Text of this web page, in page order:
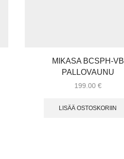
MIKASA BCSPH-VB
PALLOVAUNU
199.00 €
LISÄÄ OSTOSKORIIN